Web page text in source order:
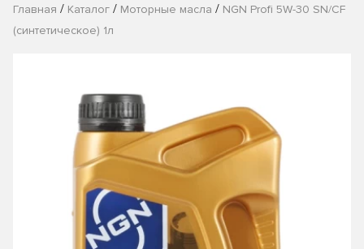
Главная / Каталог / Моторные масла / NGN Profi 5W-30 SN/CF
(синтетическое) 1л